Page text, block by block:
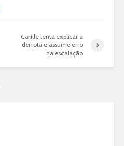
Carille tenta explicar a
derrota e assume erro
na escalação